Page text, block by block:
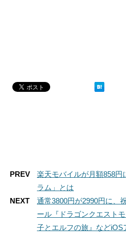
PREV
楽天モバイルが月額858
ラム」とは
NEXT
通常3800円が2990円に、
ール『ドラゴンクエスト
子とエルフの旅』などiOS